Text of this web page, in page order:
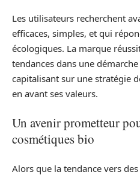
Les utilisateurs recherchent
efficaces, simples, et qui
écologiques. La marque
tendances dans une
capitalisant sur une stratégie
en avant ses valeurs.
Un avenir prometteur
cosmétiques bio
Alors que la tendance vers